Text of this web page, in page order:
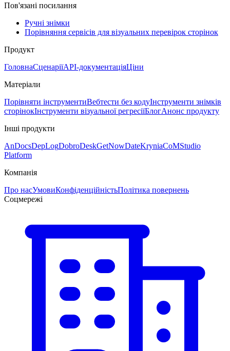
Пов'язані посилання
Ручні знімки
Порівняння сервісів для візуальних перевірок сторінок
Продукт
ГоловнаСценаріїAPI-документаціяЦіни
Матеріали
Порівняти інструментиВебтести без кодуІнструменти знімків
сторінокІнструменти візуальної регресіїБлогАнонс продукту
Інші продукти
AnDocsDepLogDobroDeskGetNowDateKryniaCoMStudio
Platform
Компанія
Про насУмовиКонфіденційністьПолітика повернень
Соцмережі